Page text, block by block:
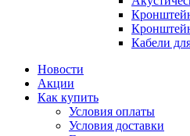
Кабели
Новости
Акции
Как купить
Условия оплаты
Условия доставки